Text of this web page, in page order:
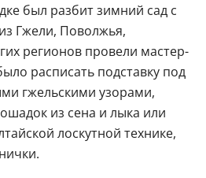
был разбит зимний сад с
Гжели, Поволжья,
регионов провели мастер-
расписать подставку под
гжельскими узорами,
из сена и лыка или
лоскутной технике,